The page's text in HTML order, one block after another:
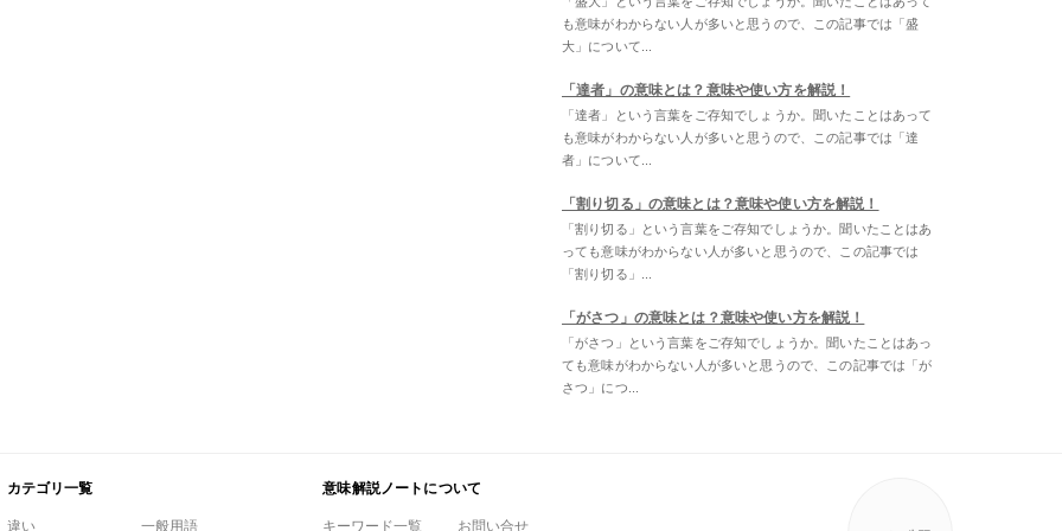
も意味がわからない人が多いと思うので、この記事では「盛
大」について...
「達者」の意味とは？意味や使い方を解説！
「達者」という言葉をご存知でしょうか。聞いたことはあって
も意味がわからない人が多いと思うので、この記事では「達
者」について...
「割り切る」の意味とは？意味や使い方を解説！
「割り切る」という言葉をご存知でしょうか。聞いたことはあ
っても意味がわからない人が多いと思うので、この記事では
「割り切る」...
「がさつ」の意味とは？意味や使い方を解説！
「がさつ」という言葉をご存知でしょうか。聞いたことはあっ
ても意味がわからない人が多いと思うので、この記事では「が
さつ」につ...
カテゴリ一覧
違い 一般用語
意味解説ノートについて
キーワード一覧 お問い合せ